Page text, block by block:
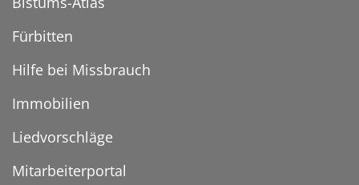
Fürbitten
Hilfe bei Missbrauch
Immobilien
Liedvorschläge
Mitarbeiterportal